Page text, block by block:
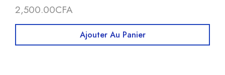
2,500.00CFA
Ajouter Au Panier